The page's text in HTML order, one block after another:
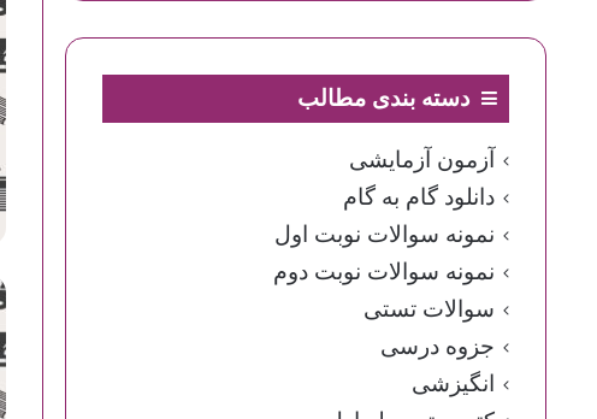
دسته بندی مطالب
آزمون آزمایشی
دانلود گام به گام
نمونه سوالات نوبت اول
نمونه سوالات نوبت دوم
سوالات تستی
جزوه درسی
انگیزشی